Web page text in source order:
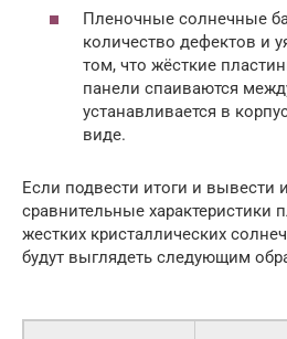
Пленочные солнечные
количество дефектов и
том, что жёсткие
панели спаиваются
устанавливается в
виде.
Если подвести итоги и вывести
сравнительные
жестких кристаллических
будут выглядеть следующим